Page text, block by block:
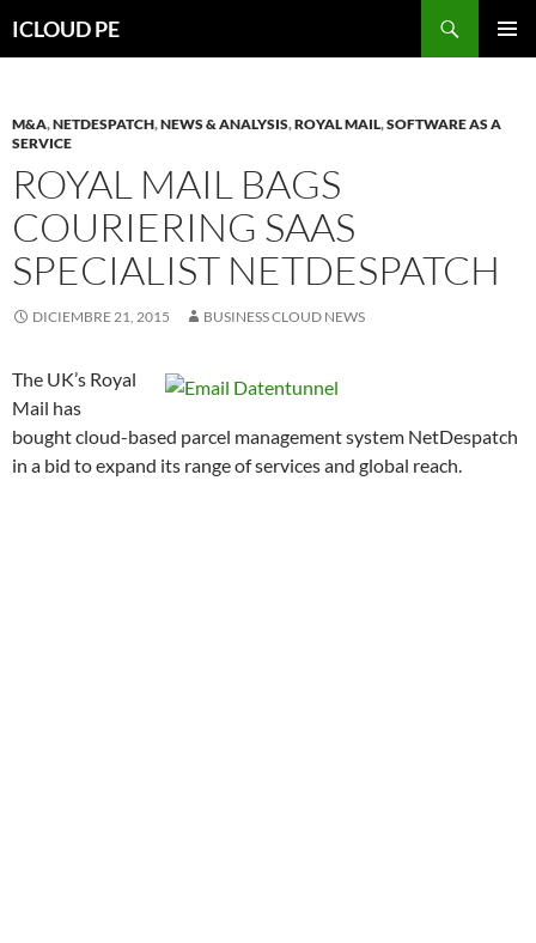
hacia
ICLOUD PE
M&A,NETDESPATCH,NEWS & ANALYSIS,ROYAL MAIL,SOFTWARE AS A
SERVICE
ROYAL MAIL BAGS
COURIERING SAAS
SPECIALIST NETDESPATCH
DICIEMBRE 21, 2015 BUSINESS CLOUD NEWS
The UK’s Royal
Mail has
bought cloud-based parcel management system NetDespatch
in a bid to expand its range of services and global reach.